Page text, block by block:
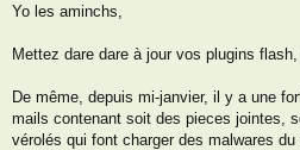
s
a
Yo les aminchs,
Mettez dare dare à jour vos plugins flash,
De même, depuis mi-janvier, il y a une
mails contenant soit des pieces jointes,
vérolés qui font charger des malwares du